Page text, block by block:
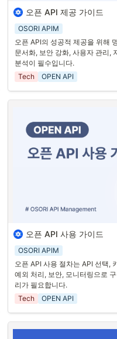
오픈 API를 제공하는 것은 외부
를 만들고, 혁신적인 솔루션을 도
통해 비즈니스 확장과 고객 만족
성공적으로 제공하기 위해 고려
겠습니다.
1. 명확한 목적 정의
먼저, 오픈 API를 제공하는 목적
스 목표와 API를 통해 해결하고
2. 사용자 친화적인 문서화
오픈 API를 제공할 때, 사용자
API의 사용 방법, 엔드포인트, 요
화하여 개발자들이 쉽게 이해하
코드와 튜토리얼을 제공하면 큰
보안은 오픈 API 제공 시 가장 중
든 API 요청에 대해 인증 및 인가
HTTPS를 사용하여 암호화합니
을 설정하여 과도한 요청을 방지
오픈 API 제공 가이드
OSORI APIM
오픈 API의 성공적 제공을 위해
문서화, 보안 강화, 사용자 관리,
분석이 필수입니다.
Tech
OPEN API
오픈 API는 개발자들이 다양한
력할 수 있도록 제공하는 인터페
용할 때 일반적으로 아래와 같은
GPT API를 사용한다고 생각해
1. API 선택하기
먼저, 필요한 기능과 목적에 맞는
API의 문서를 읽어보고, 제공하
오픈 API 사용 가이드
OSORI APIM
오픈 API 사용 절차는 API 선택,
예외 처리, 보안, 모니터링으로
리가 필요합니다.
Tech
OPEN API